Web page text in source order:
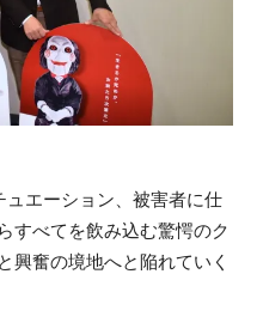
エーション、被害者に仕
すべてを飲み込む驚愕のク
興奮の境地へと陥れていく